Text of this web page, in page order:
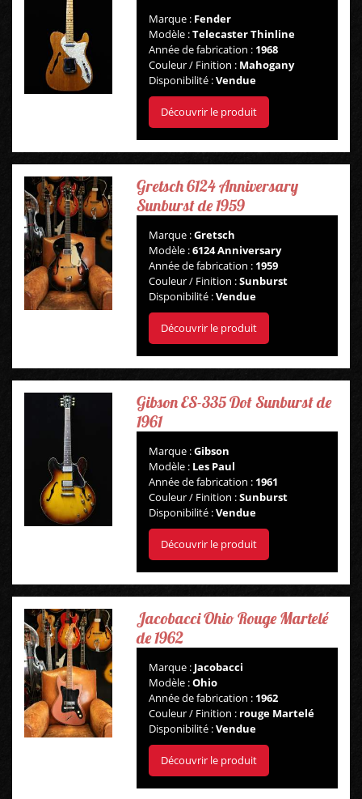
Marque : Fender
Modèle :Telecaster Thinline
Année de fabrication : 1968
Couleur / Finition : Mahogany
Disponibilité :Vendue
Découvrir le produit
Gretsch 6124 Anniversary
Sunburst de 1959
Marque :Gretsch
Modèle :6124 Anniversary
Année de fabrication : 1959
Couleur / Finition :Sunburst
Disponibilité :Vendue
Découvrir le produit
Gibson ES-335 Dot Sunburst de
1961
Marque :Gibson
Modèle : Les Paul
Année de fabrication : 1961
Couleur / Finition :Sunburst
Disponibilité :Vendue
Découvrir le produit
Jacobacci Ohio Rouge Martelé
de 1962
Marque : Jacobacci
Modèle :Ohio
Année de fabrication : 1962
Couleur / Finition : rouge Martelé
Disponibilité :Vendue
Découvrir le produit